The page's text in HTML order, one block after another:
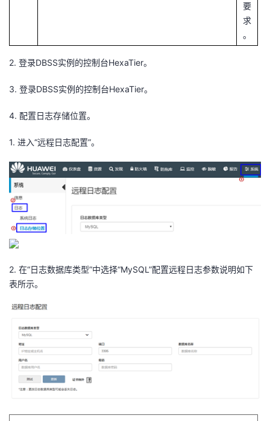
要
求
。
2. 登录DBSS实例的控制台HexaTier。
3. 登录DBSS实例的控制台HexaTier。
4. 配置日志存储位置。
1. 进入“远程日志配置”。
2. 在“日志数据库类型”中选择“MySQL”配置远程日志参数说明如下
表所示。